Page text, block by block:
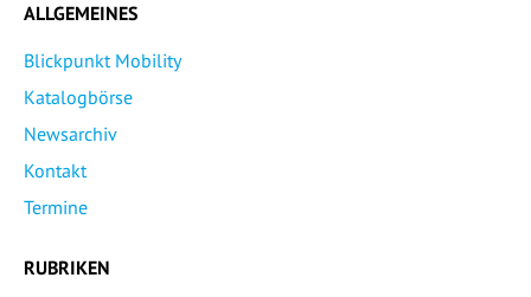
ALLGEMEINES
Blickpunkt Mobility
Katalogbörse
Newsarchiv
Kontakt
Termine
RUBRIKEN